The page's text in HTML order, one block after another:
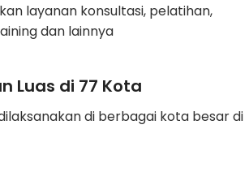
layanan konsultasi, pelatihan,
dan lainnya
Luas di 77 Kota
di berbagai kota besar di